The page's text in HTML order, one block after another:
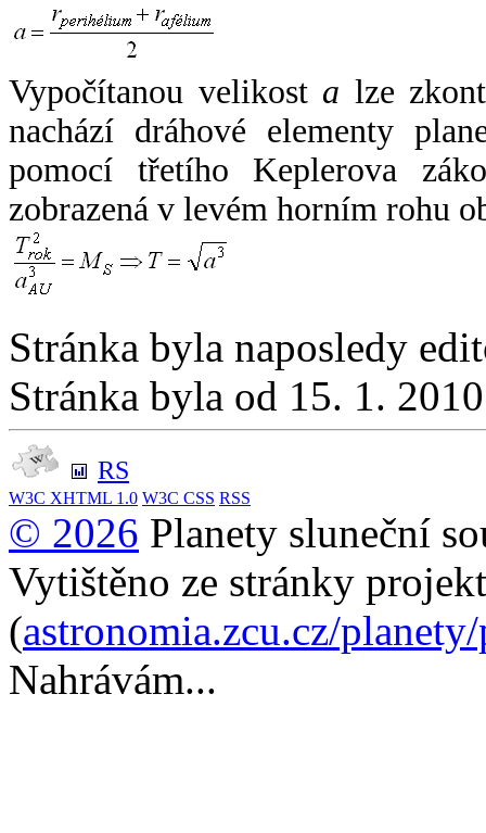
Vypočítanou velikost a lze
nachází dráhové elementy
pomocí třetího Keplerova
zobrazená v levém horním rohu
Stránka byla naposledy
Stránka byla od 15. 1.
RS
W3C XHTML 1.0 W3C CSS RSS
© 2026 Planety sluneční
Vytištěno ze stránky
(astronomia.zcu.cz/
Nahrávám...